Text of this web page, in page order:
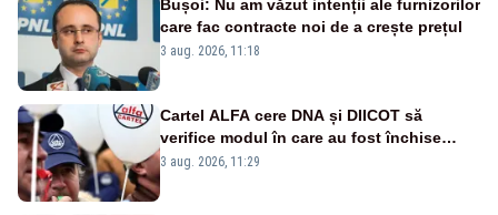
Bușoi: Nu am văzut intenții ale furnizorilor
care fac contracte noi de a crește prețul
3 aug. 2026, 11:18
Cartel ALFA cere DNA și DIICOT să
verifice modul în care au fost închise
centralele pe cărbune
3 aug. 2026, 11:29